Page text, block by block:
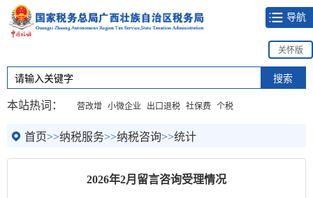
导航
关怀版
本站热词： 营改增 小微企业 出口退税 社保费 个税
首页>>纳税服务>>纳税咨询>>统计
2026年2月留言咨询受理情况